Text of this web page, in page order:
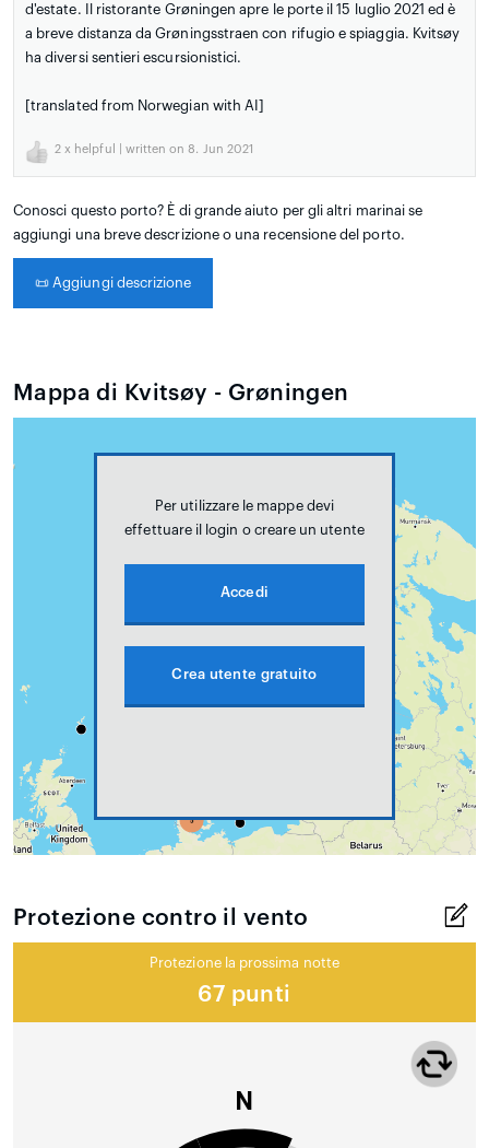
d'estate. Il ristorante Grøningen apre le porte il 15 luglio 2021 ed è
a breve distanza da Grøningsstraen con rifugio e spiaggia. Kvitsøy
ha diversi sentieri escursionistici.
[translated from Norwegian with AI]
2 x helpful | written on 8. Jun 2021
Conosci questo porto? È di grande aiuto per gli altri marinai se
aggiungi una breve descrizione o una recensione del porto.
📜 Aggiungi descrizione
Mappa di Kvitsøy - Grøningen
Per utilizzare le mappe devi
effettuare il login o creare un utente
Accedi
Crea utente gratuito
Protezione contro il vento
Protezione la prossima notte
67 punti
N